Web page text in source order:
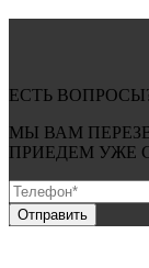
ЕСТЬ
МЫ ВАМ
ПРИЕДЕМ УЖЕ